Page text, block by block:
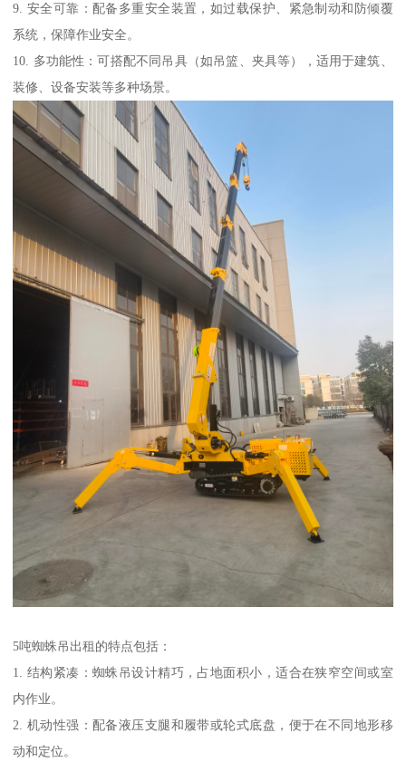
9. 安全可靠：配备多重安全装置，如过载保护、紧急制动和防倾覆
系统，保障作业安全。
10. 多功能性：可搭配不同吊具（如吊篮、夹具等），适用于建筑、
装修、设备安装等多种场景。
5吨蜘蛛吊出租的特点包括：
1. 结构紧凑：蜘蛛吊设计精巧，占地面积小，适合在狭窄空间或室
内作业。
2. 机动性强：配备液压支腿和履带或轮式底盘，便于在不同地形移
动和定位。